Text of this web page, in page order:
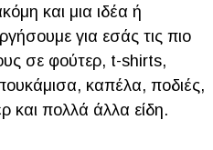
και μια ιδέα ή
για εσάς τις πιο
σε φούτερ, t-shirts,
καπέλα, ποδιές,
και πολλά άλλα είδη.